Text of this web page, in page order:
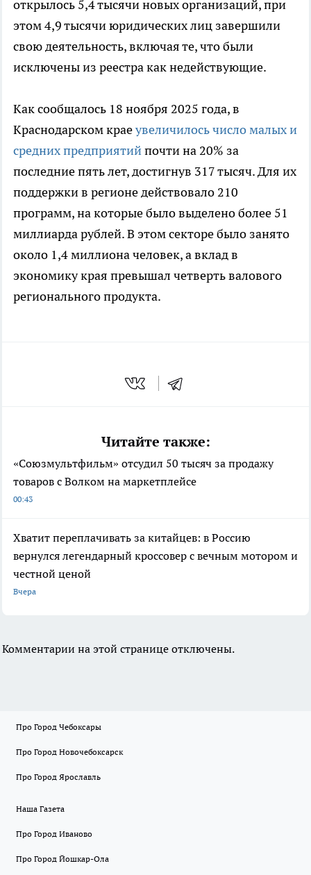
открылось 5,4 тысячи новых организаций, при
этом 4,9 тысячи юридических лиц завершили
свою деятельность, включая те, что были
исключены из реестра как недействующие.
Как сообщалось 18 ноября 2025 года, в
Краснодарском краеувеличилось число малых и
средних предприятийпочти на 20% за
последние пять лет, достигнув 317 тысяч. Для их
поддержки в регионе действовало 210
программ, на которые было выделено более 51
миллиарда рублей. В этом секторе было занято
около 1,4 миллиона человек, а вклад в
экономику края превышал четверть валового
регионального продукта.
Читайте также:
«Союзмультфильм» отсудил 50 тысяч за продажу
товаров с Волком на маркетплейсе
00:43
Хватит переплачивать за китайцев: в Россию
вернулся легендарный кроссовер с вечным мотором и
честной ценой
Вчера
Комментарии на этой странице отключены.
Про Город Чебоксары
Про Город Новочебоксарск
Про Город Ярославль
Наша Газета
Про Город Иваново
Про Город Йошкар-Ола